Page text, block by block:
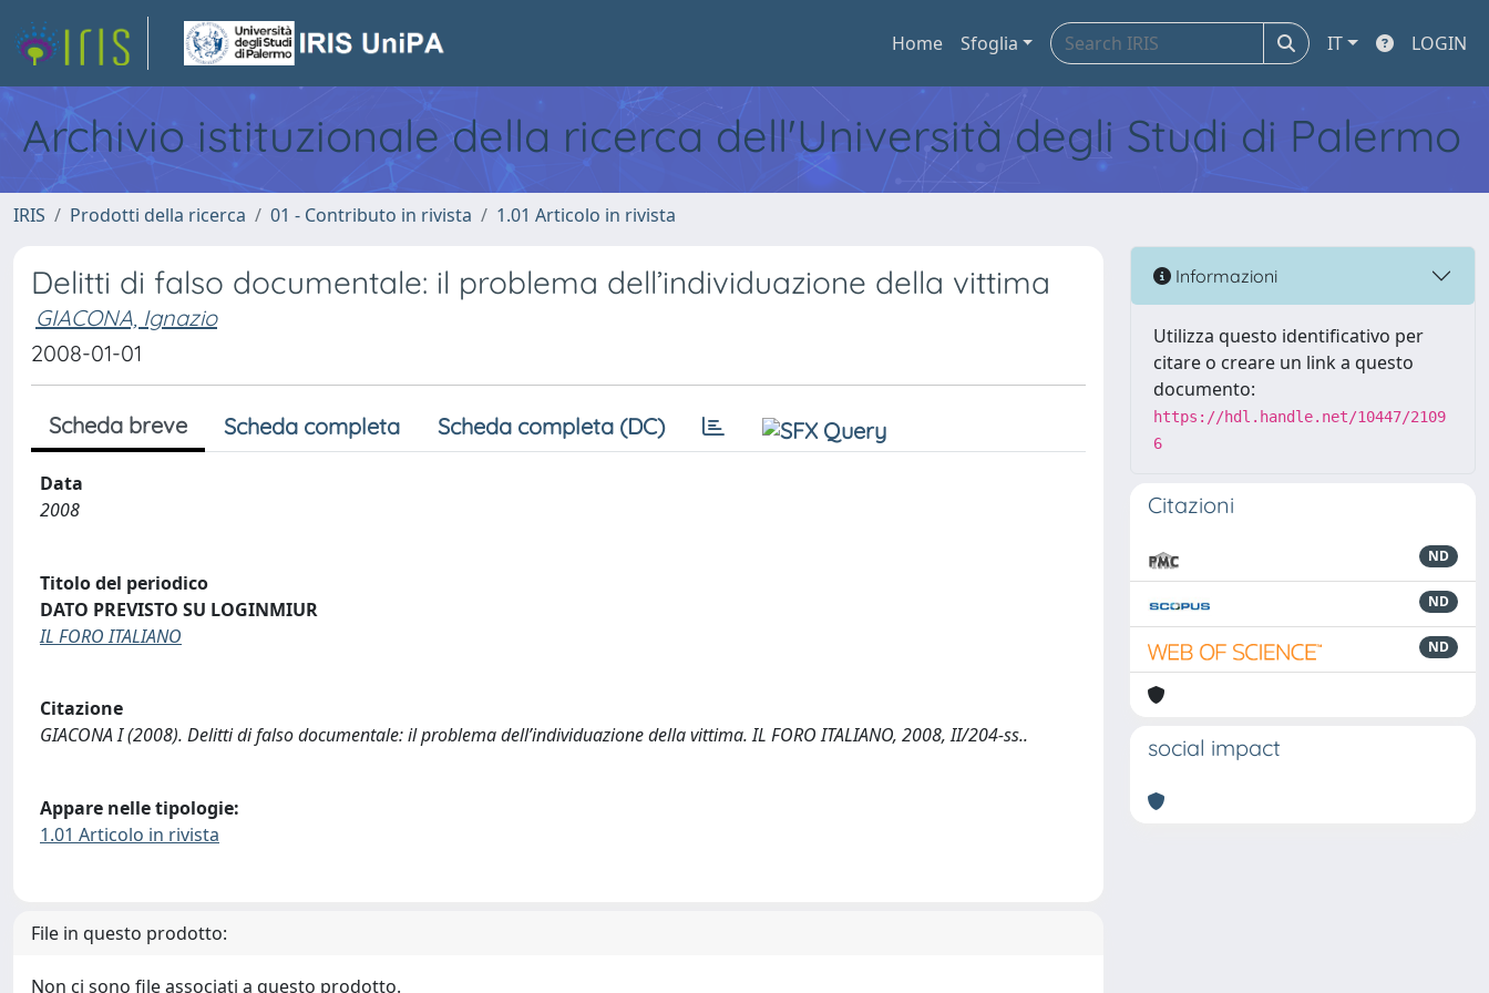
Home Sfoglia IT LOGIN
Archivio istituzionale della ricerca dell'Università degli Studi di Palermo
IRIS Prodotti della ricerca 01 - Contributo in rivista 1.01 Articolo in rivista
Delitti di falso documentale: il problema dell’individuazione della vittima
GIACONA, Ignazio
2008-01-01
Scheda breve Scheda completa Scheda completa (DC)
Data
2008
Titolo del periodico
DATO PREVISTO SU LOGINMIUR
IL FORO ITALIANO
Citazione
GIACONA I (2008). Delitti di falso documentale: il problema dell’individuazione della vittima. IL FORO ITALIANO, 2008, II/204-ss..
Appare nelle tipologie:
1.01 Articolo in rivista
File in questo prodotto:
Non ci sono file associati a questo prodotto.
Informazioni
Utilizza questo identificativo per
citare o creare un link a questo
documento:
https://hdl.handle.net/10447/2109
6
Citazioni
ND
ND
ND
social impact